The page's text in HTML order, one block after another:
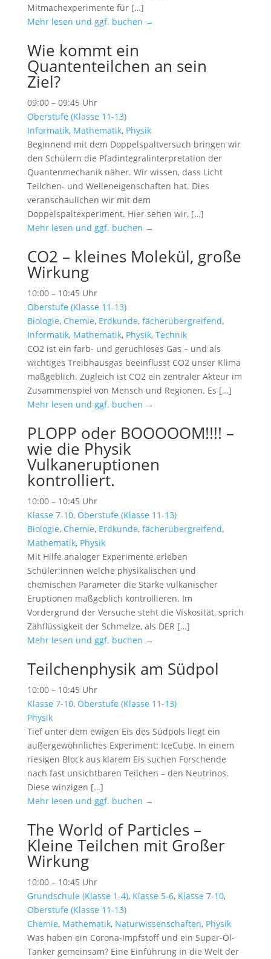
Mitmachexperimente für […]
Mehr lesen und ggf. buchen →
Wie kommt ein
Quantenteilchen an sein
Ziel?
09:00 – 09:45 Uhr
Oberstufe (Klasse 11-13)
Informatik, Mathematik, Physik
Beginnend mit dem Doppelspaltversuch bringen wir
den Schülern die Pfadintegralinterpretation der
Quantenmechanik näher. Wir wissen, dass Licht
Teilchen- und Welleneigenschaften hat. Dies
veranschaulichen wir mit dem
Doppelspaltexperiment. Hier sehen wir, […]
Mehr lesen und ggf. buchen →
CO2 – kleines Molekül, große
Wirkung
10:00 – 10:45 Uhr
Oberstufe (Klasse 11-13)
Biologie, Chemie, Erdkunde, fächerübergreifend,
Informatik, Mathematik, Physik, Technik
CO2 ist ein farb- und geruchloses Gas – und als
wichtiges Treibhausgas beeinflusst CO2 unser Klima
maßgeblich. Zugleich ist CO2 ein zentraler Akteur im
Zusammenspiel von Mensch und Regionen. Es […]
Mehr lesen und ggf. buchen →
PLOPP oder BOOOOOM!!!! –
wie die Physik
Vulkaneruptionen
kontrolliert.
10:00 – 10:45 Uhr
Klasse 7-10, Oberstufe (Klasse 11-13)
Biologie, Chemie, Erdkunde, fächerübergreifend,
Mathematik, Physik
Mit Hilfe analoger Experimente erleben
Schüler:innen welche physikalischen und
chemischen Parameter die Stärke vulkanischer
Eruptionen maßgeblich kontrollieren. Im
Vordergrund der Versuche steht die Viskosität, sprich
Zähflüssigkeit der Schmelze, als DER […]
Mehr lesen und ggf. buchen →
Teilchenphysik am Südpol
10:00 – 10:45 Uhr
Klasse 7-10, Oberstufe (Klasse 11-13)
Physik
Tief unter dem ewigen Eis des Südpols liegt ein
außergewöhnliches Experiment: IceCube. In einem
riesigen Block aus klarem Eis suchen Forschende
nach fast unsichtbaren Teilchen – den Neutrinos.
Diese winzigen […]
Mehr lesen und ggf. buchen →
The World of Particles –
Kleine Teilchen mit Großer
Wirkung
10:00 – 10:45 Uhr
Grundschule (Klasse 1-4), Klasse 5-6, Klasse 7-10,
Oberstufe (Klasse 11-13)
Chemie, Mathematik, Naturwissenschaften, Physik
Was haben ein Corona-Impfstoff und ein Super-Öl-
Tanker gemeinsam? Eine Einführung in die Welt der